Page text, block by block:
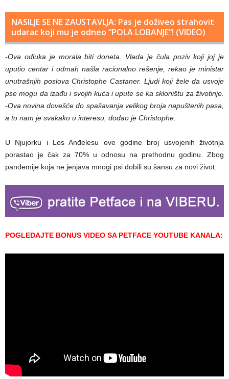
NASILJE SE NE ZAUSTAVLJA: Pas je doživeo strahovit
udarac koji mu je odneo “POLA LOBANJE”! (VIDEO)
-Ova odluka je morala biti doneta. Vlada je čula poziv koji joj je
uputio centar i odmah našla racionalno rešenje, rekao je ministar
unutrašnjih poslova Christophe Castaner. Ljudi koji žele da usvoje
pse mogu da izađu i svojih kuća i upute se ka skloništu za životinje.
-Ova novina dovešće do spašavanja velikog broja napuštenih pasa,
a to nam je svakako u interesu, dodao je Christophe.
U Njujorku i Los Anđelesu ove godine broj usvojenih životnja
porastao je čak za 70% u odnosu na prethodnu godinu. Zbog
pandemije koja ne jenjava mnogi psi dobili su šansu za novi život.
POGLEDAJTE BONUS VIDEO SA PETFACE YOUTUBE KANALA: